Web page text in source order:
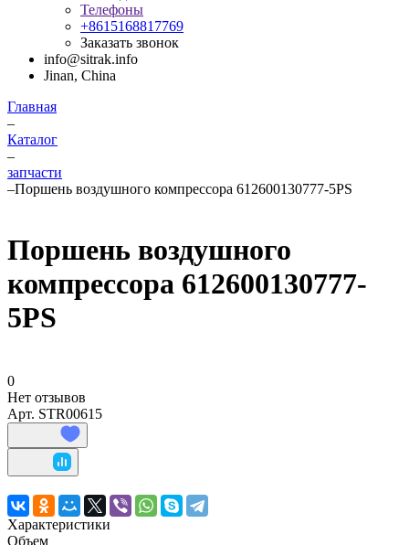
Телефоны
+8615168817769
Заказать звонок
info@sitrak.info
Jinan, China
Главная
–
Каталог
–
запчасти
–Поршень воздушного компрессора 612600130777-5PS
Поршень воздушного
компрессора 612600130777-
5PS
0
Нет отзывов
Арт. STR00615
Характеристики
Объем